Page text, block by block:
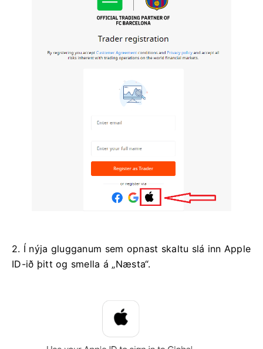
2. Í nýja glugganum sem opnast skaltu slá inn Apple
ID-ið þitt og smella á „Næsta“.